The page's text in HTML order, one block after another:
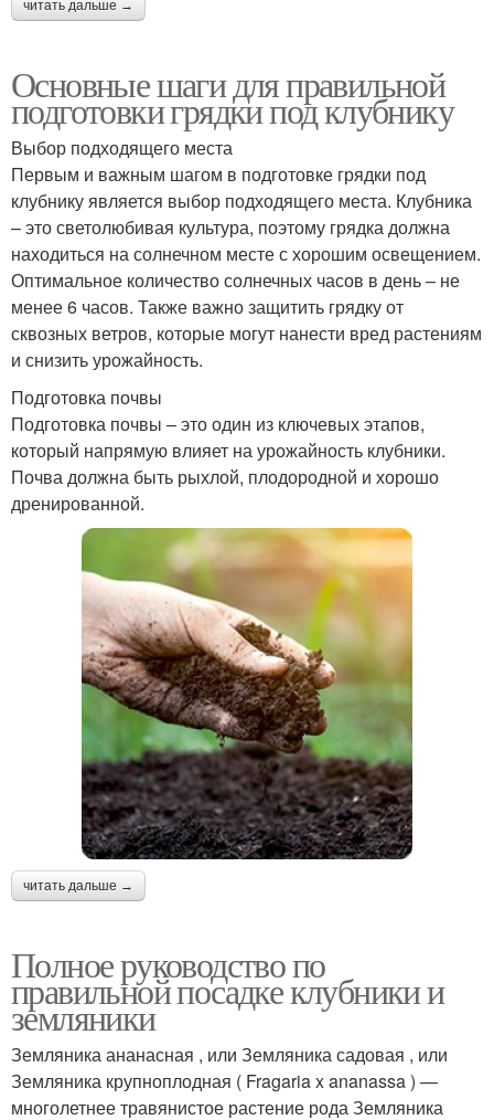
читать дальше →
Основные шаги для правильной
подготовки грядки под клубнику
Выбор подходящего места
Первым и важным шагом в подготовке грядки под
клубнику является выбор подходящего места. Клубника
– это светолюбивая культура, поэтому грядка должна
находиться на солнечном месте с хорошим освещением.
Оптимальное количество солнечных часов в день – не
менее 6 часов. Также важно защитить грядку от
сквозных ветров, которые могут нанести вред растениям
и снизить урожайность.
Подготовка почвы
Подготовка почвы – это один из ключевых этапов,
который напрямую влияет на урожайность клубники.
Почва должна быть рыхлой, плодородной и хорошо
дренированной.
читать дальше →
Полное руководство по
правильной посадке клубники и
земляники
Земляника ананасная , или Земляника садовая , или
Земляника крупноплодная ( Fragaria x ananassa ) —
многолетнее травянистое растение рода Земляника